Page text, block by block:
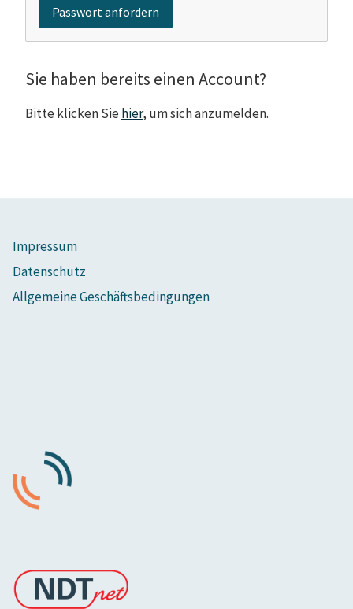
Sie haben bereits einen Account?
Bitte klicken Siehier, um sich anzumelden.
Impressum
Datenschutz
Allgemeine Geschäftsbedingungen